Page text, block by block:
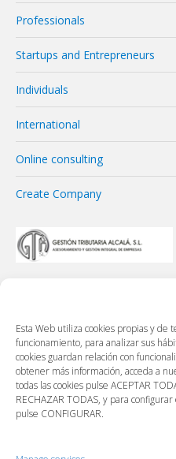
Esta Web utiliza cookies propias y de
funcionamiento, para analizar sus
cookies guardan relación con
obtener más información, acceda a
todas las cookies pulse ACEPTAR
RECHAZAR TODAS, y para
pulse CONFIGURAR.
Professionals
Startups and Entrepreneurs
Individuals
International
Online consulting
Create Company